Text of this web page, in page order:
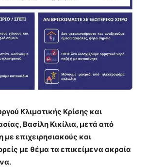
Κλιματικής Κρίσης και
Βασίλη Κικίλια, μετά από
επιχειρησιακούς και
με θέμα τα επικείμενα ακραία